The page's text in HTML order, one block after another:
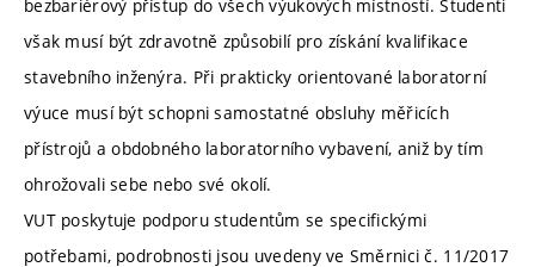
bezbariérový přístup do všech výukových místností. Studenti
však musí být zdravotně způsobilí pro získání kvalifikace
stavebního inženýra. Při prakticky orientované laboratorní
výuce musí být schopni samostatné obsluhy měřicích
přístrojů a obdobného laboratorního vybavení, aniž by tím
ohrožovali sebe nebo své okolí.
VUT poskytuje podporu studentům se specifickými
potřebami, podrobnosti jsou uvedeny ve Směrnici č. 11/2017